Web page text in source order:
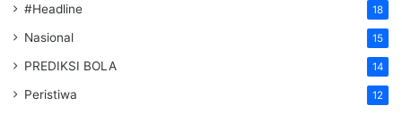
#Headline 18
Nasional 15
PREDIKSI BOLA 14
Peristiwa 12